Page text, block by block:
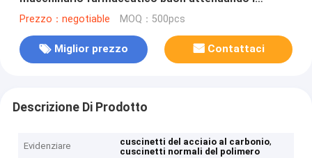
comportamenti
Prezzo：negotiable MOQ：500pcs
Miglior prezzo Contattaci
Descrizione Di Prodotto
Evidenziare cuscinetti del acciaio al carbonio,
cuscinetti normali del polimero